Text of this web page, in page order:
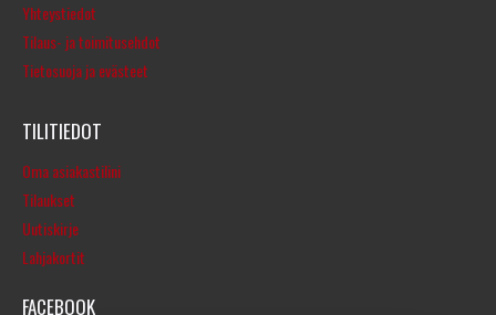
Yhteystiedot
Tilaus- ja toimitusehdot
Tietosuoja ja evästeet
TILITIEDOT
Oma asiakastilini
Tilaukset
Uutiskirje
Lahjakortit
FACEBOOK